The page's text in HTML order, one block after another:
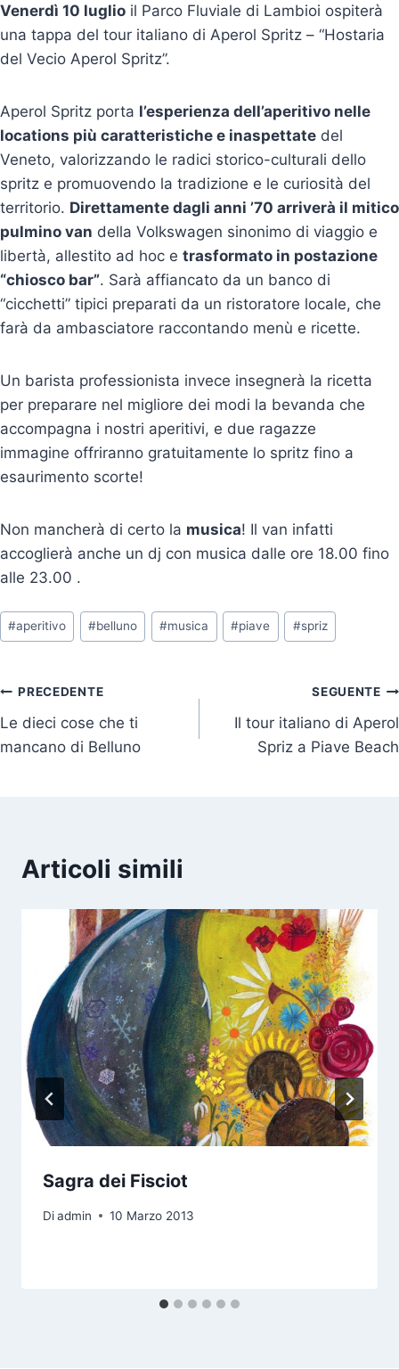
Venerdì 10 luglio il Parco Fluviale di Lambioi ospiterà
una tappa del tour italiano di Aperol Spritz – “Hostaria
del Vecio Aperol Spritz”.
Aperol Spritz porta l’esperienza dell’aperitivo nelle
locations più caratteristiche e inaspettate del
Veneto, valorizzando le radici storico-culturali dello
spritz e promuovendo la tradizione e le curiosità del
territorio. Direttamente dagli anni ’70 arriverà il mitico
pulmino van della Volkswagen sinonimo di viaggio e
libertà, allestito ad hoc e trasformato in postazione
“chiosco bar”. Sarà affiancato da un banco di
“cicchetti” tipici preparati da un ristoratore locale, che
farà da ambasciatore raccontando menù e ricette.
Un barista professionista invece insegnerà la ricetta
per preparare nel migliore dei modi la bevanda che
accompagna i nostri aperitivi, e due ragazze
immagine offriranno gratuitamente lo spritz fino a
esaurimento scorte!
Non mancherà di certo la musica! Il van infatti
accoglierà anche un dj con musica dalle ore 18.00 fino
alle 23.00 .
Tag
articolo:
#aperitivo #belluno #musica #piave #spriz
Navigazione
articoli
PRECEDENTE
Le dieci cose che ti
mancano di Belluno
SEGUENTE
Il tour italiano di Aperol
Spriz a Piave Beach
Articoli simili
Sagra dei Fisciot
Diadmin 10 Marzo 2013